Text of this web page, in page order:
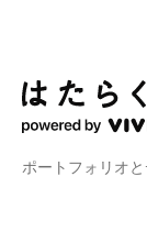
ポートフォリオ